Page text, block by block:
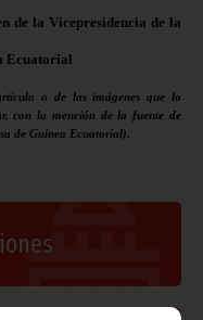
de la Vicepresidencia de la
Ecuatorial
o de las imágenes que lo
con la mención de la fuente de
de Guinea Ecuatorial).